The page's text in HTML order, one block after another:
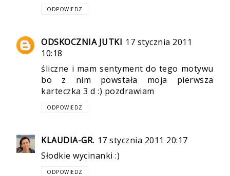
ODPOWIEDZ
ODSKOCZNIA JUTKI 17 stycznia 2011
10:18
śliczne i mam sentyment do tego motywu
bo z nim powstała moja pierwsza
karteczka 3 d :) pozdrawiam
ODPOWIEDZ
KLAUDIA-GR. 17 stycznia 2011 20:17
Słodkie wycinanki :)
ODPOWIEDZ